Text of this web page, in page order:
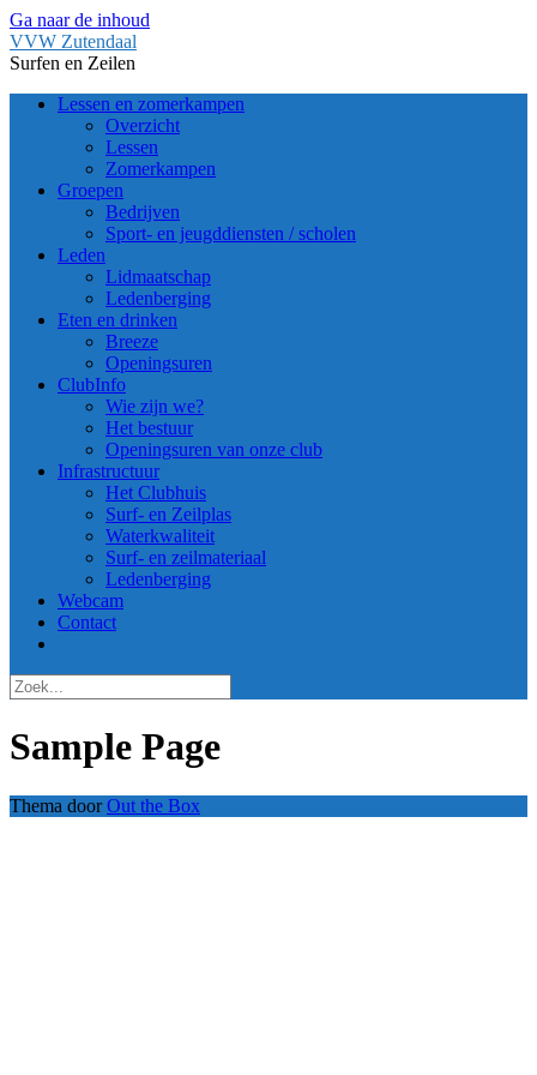
Ga naar de inhoud
VVW Zutendaal
Surfen en Zeilen
Lessen en zomerkampen
Overzicht
Lessen
Zomerkampen
Groepen
Bedrijven
Sport- en jeugddiensten / scholen
Leden
Lidmaatschap
Ledenberging
Eten en drinken
Breeze
Openingsuren
ClubInfo
Wie zijn we?
Het bestuur
Openingsuren van onze club
Infrastructuur
Het Clubhuis
Surf- en Zeilplas
Waterkwaliteit
Surf- en zeilmateriaal
Ledenberging
Webcam
Contact
Sample Page
Thema doorOut the Box